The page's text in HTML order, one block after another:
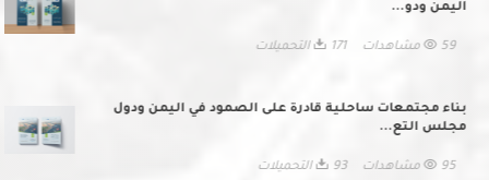
اليمن ودو...
59 مشاهدات 171 التحميلات
بناء مجتمعات ساحلية قادرة على الصمود في اليمن ودول
مجلس التع...
95 مشاهدات 93 التحميلات